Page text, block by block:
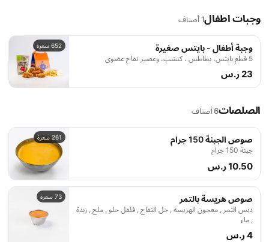
وجبات اطفال1 أصناف
652 سعرة وجبة أطفال - بايتس صغيرة
5 قطع بايتس، بطاطس ، كتشب، وعصير تفاح عضوي
23 ر.س
الصلصات6 أصناف
261 سعرة صوص الجبنة 150 جرام
جبنة 150 جرام
10.50 ر.س
73 سعرة صوص هريسة بالتمر
دبس التمر , معجون الهريسة , خل التفاح , فلفل حلو , ملح , زبدة
, ماء
4 ر.س